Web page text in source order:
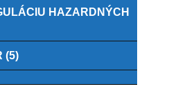
HAZARDNÝCH
(5)